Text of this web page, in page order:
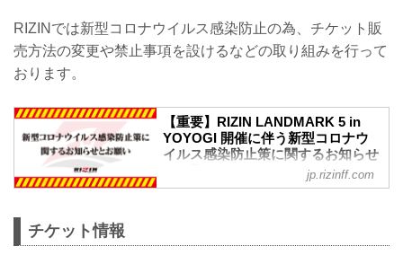
RIZINでは新型コロナウイルス感染防止の為、チケット販
売方法の変更や禁止事項を設けるなどの取り組みを行って
おります。
【重要】RIZIN LANDMARK 5 in
YOYOGI 開催に伴う新型コロナウ
イルス感染防止策に関するお知らせ
とお願い - RIZIN FIGHTING
FEDERATION オフィシャルサイト
新型コロナ対策としてのマスクの着用に
jp.rizinff.com
チケット情報